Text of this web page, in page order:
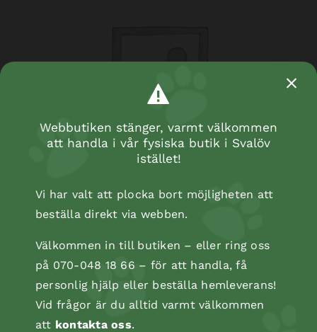
Webbutiken stänger, varmt välkommen
att handla i vår fysiska butik i Svalöv
istället!
Vi har valt att plocka bort möjligheten att
beställa direkt via webben.
Välkommen in till butiken – eller ring oss
på 070-048 18 66 – för att handla, få
personlig hjälp eller beställa hemleverans!
Vid frågor är du alltid varmt välkommen
att kontakta oss.